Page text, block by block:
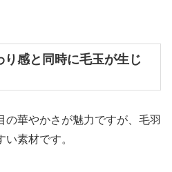
感と同時に毛玉が生じ
の華やかさが魅力ですが、毛羽
素材です。